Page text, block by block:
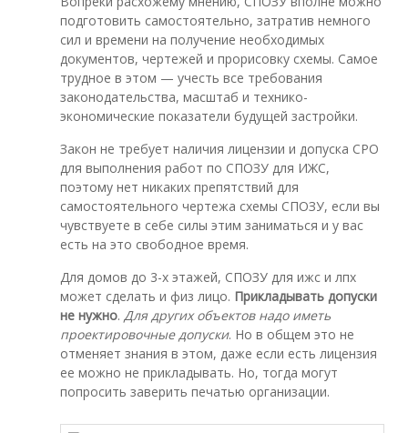
подготовить самостоятельно, затратив немного
сил и времени на получение необходимых
документов, чертежей и прорисовку схемы. Самое
трудное в этом — учесть все требования
законодательства, масштаб и технико-
экономические показатели будущей застройки.
Закон не требует наличия лицензии и допуска СРО
для выполнения работ по СПОЗУ для ИЖС,
поэтому нет никаких препятствий для
самостоятельного чертежа схемы СПОЗУ, если вы
чувствуете в себе силы этим заниматься и у вас
есть на это свободное время.
Для домов до 3-х этажей, СПОЗУ для ижс и лпх
может сделать и физ лицо. Прикладывать допуски
не нужно. Для других объектов надо иметь
проектировочные допуски. Но в общем это не
отменяет знания в этом, даже если есть лицензия
ее можно не прикладывать. Но, тогда могут
попросить заверить печатью организации.